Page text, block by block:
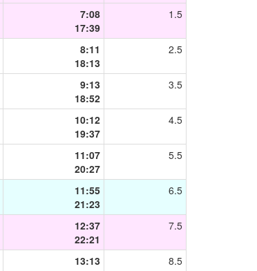
7:08
17:39
1.5
8:11
18:13
2.5
9:13
18:52
3.5
10:12
19:37
4.5
11:07
20:27
5.5
11:55
21:23
6.5
12:37
22:21
7.5
13:13
8.5